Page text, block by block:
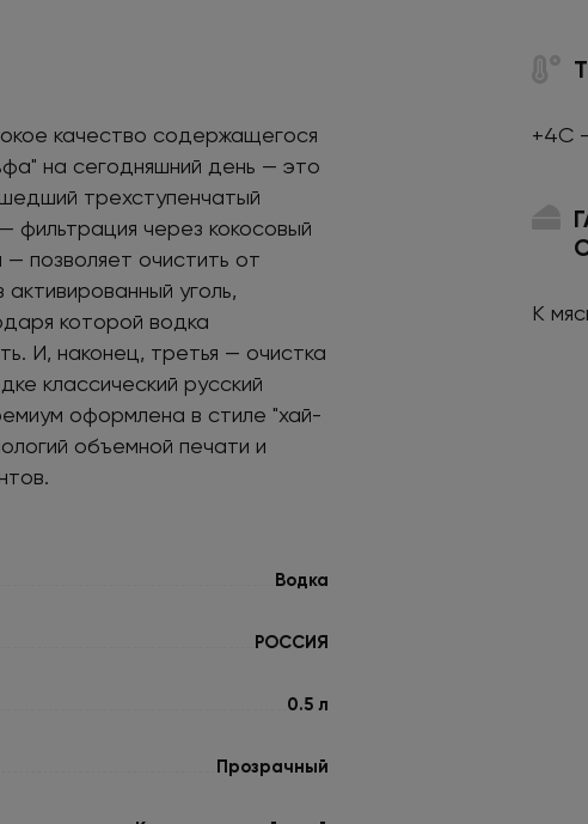
качество содержащегося
на сегодняшний день — это
трехступенчатый
фильтрация через кокосовый
позволяет очистить от
уголь,
которой водка
И, наконец, третья — очистка
классический русский
оформлена в стиле "хай-
объемной печати и
Водка
РОССИЯ
0.5 л
Прозрачный
+4С
К